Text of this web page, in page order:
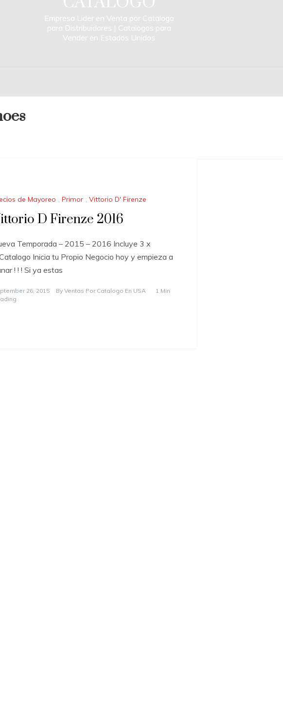
Empresa Lider en Venta por Catalogo
para Distribuidores | Catalogos para
Vender en Estados Unidos
de Mayoreo , Primor , Vittorio D' Firenze
D Firenze 2016
Temporada – 2015 – 2016 Incluye 3 x
Inicia tu Propio Negocio hoy y empieza a
! ! ! Si ya estas
26, 2015 By Ventas Por Catalogo En USA
1 Min